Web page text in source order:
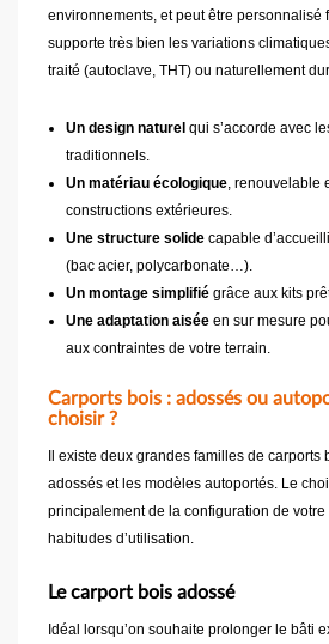
environnements, et peut être personnalisé
supporte très bien les variations
traité (autoclave, THT) ou naturellement
Un design naturel qui s’accorde avec
traditionnels.
Un matériau écologique, renouvelable
constructions extérieures.
Une structure solide capable
(bac acier, polycarbonate…).
Un montage simplifié grâce aux kits
Une adaptation aisée en sur mesure
aux contraintes de votre terrain.
Carports bois : adossés ou
choisir ?
Il existe deux grandes familles de carports
adossés et les modèles autoportés. Le
principalement de la configuration de
habitudes d’utilisation.
Le carport bois adossé
Idéal lorsqu’on souhaite prolonger le bâti